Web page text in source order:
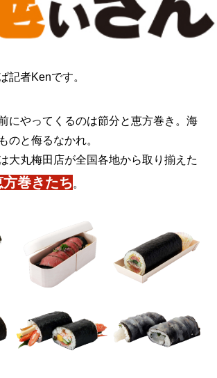
記者Kenです。
にやってくるのは節分と恵方巻き。海
のと侮るなかれ。
大丸梅田店が全国各地から取り揃えた
巻きたち。